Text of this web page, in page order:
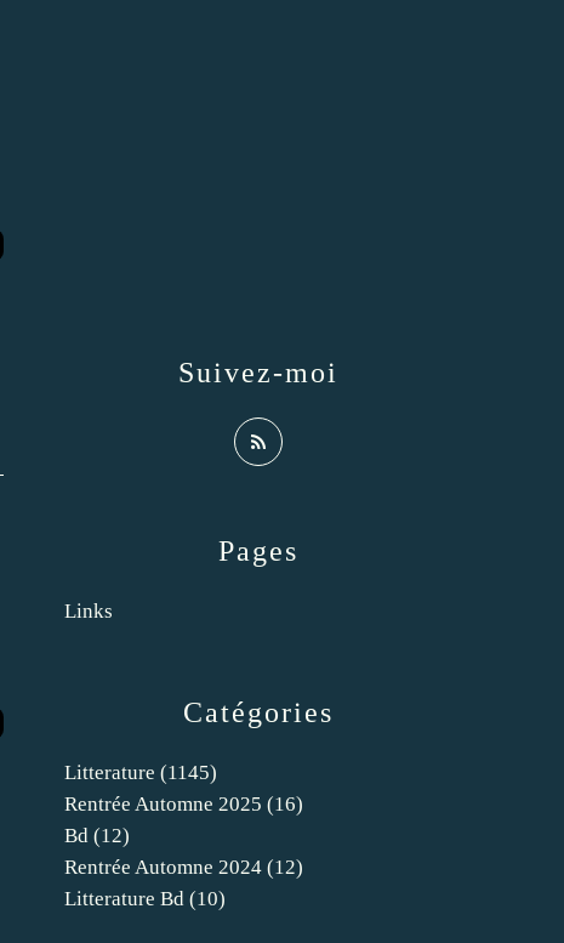
Catégories
Litterature (1145)
Rentrée Automne 2025 (16)
Bd (12)
Rentrée Automne 2024 (12)
Litterature Bd (10)
Pages
Links
Suivez-moi